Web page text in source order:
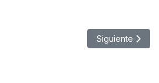
y Nissan impulsan el renting de
Artículo
Siguiente